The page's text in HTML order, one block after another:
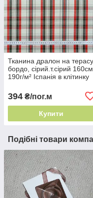
Тканина дралон на терасу
бордо, сiрий.т.сiрий 160см
190г/м² Іспанія в клітинку
394 ₴/пог.м
Купити
Подібні товари